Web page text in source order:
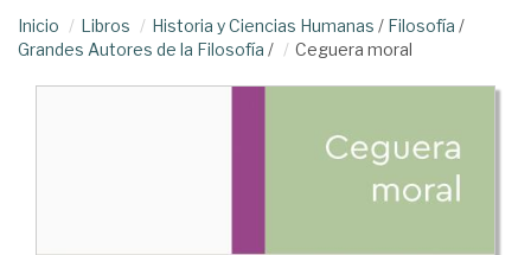
Inicio Libros Historia y Ciencias Humanas / Filosofía /
Grandes Autores de la Filosofía / Ceguera moral